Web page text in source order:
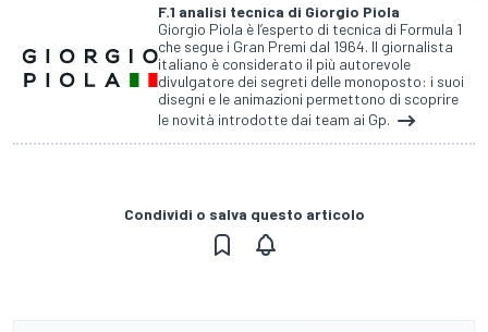
F.1 analisi tecnica di Giorgio Piola
Giorgio Piola è l’esperto di tecnica di Formula 1
che segue i Gran Premi dal 1964. Il giornalista
italiano è considerato il più autorevole
divulgatore dei segreti delle monoposto: i suoi
disegni e le animazioni permettono di scoprire
le novità introdotte dai team ai Gp.
Condividi o salva questo articolo